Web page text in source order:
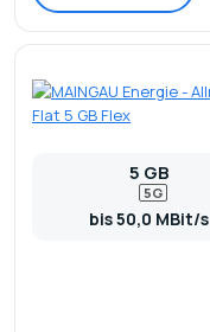
5 GB
5G
bis 50,0 MBit/s